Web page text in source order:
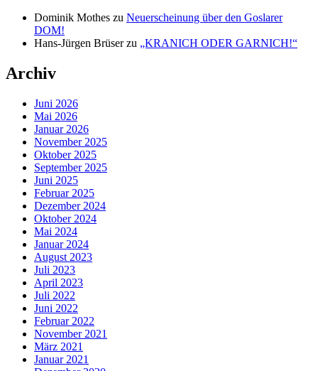
Dominik Mothes zu Neuerscheinung über den Goslarer
DOM!
Hans-Jürgen Brüserzu „KRANICH ODER GARNICH!“
Archiv
Juni 2026
Mai 2026
Januar 2026
November 2025
Oktober 2025
September 2025
Juni 2025
Februar 2025
Dezember 2024
Oktober 2024
Mai 2024
Januar 2024
August 2023
Juli 2023
April 2023
Juli 2022
Juni 2022
Februar 2022
November 2021
März 2021
Januar 2021